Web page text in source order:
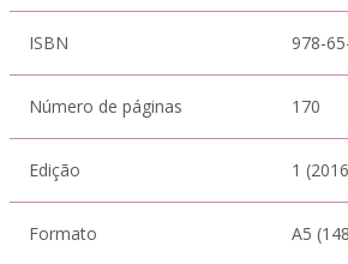
ISBN 978-
Número de páginas 170
Edição 1
Formato A5